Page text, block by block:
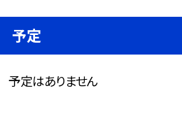
予定
予定はありません